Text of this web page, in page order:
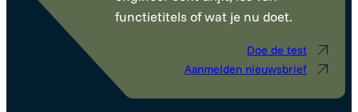
functietitels of wat je nu doet.
Doe de test
Aanmelden nieuwsbrief